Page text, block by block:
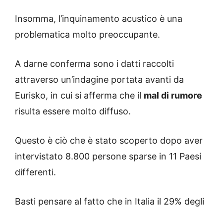
Insomma, l’inquinamento acustico è una
problematica molto preoccupante.
A darne conferma sono i datti raccolti
attraverso un’indagine portata avanti da
Eurisko, in cui si afferma che il mal di rumore
risulta essere molto diffuso.
Questo è ciò che è stato scoperto dopo aver
intervistato 8.800 persone sparse in 11 Paesi
differenti.
Basti pensare al fatto che in Italia il 29% degli